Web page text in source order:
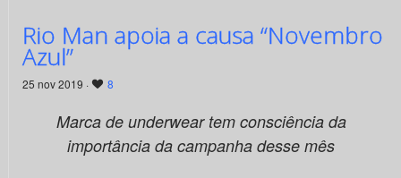
Rio Man apoia a causa “Novembro
Azul”
25 nov 2019 · 8
Marca de underwear tem consciência da
importância da campanha desse mês